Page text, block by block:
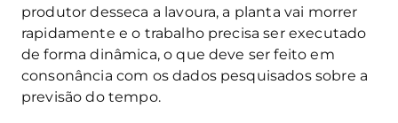
produtor desseca a lavoura, a planta vai morrer
rapidamente e o trabalho precisa ser executado
de forma dinâmica, o que deve ser feito em
consonância com os dados pesquisados sobre a
previsão do tempo.